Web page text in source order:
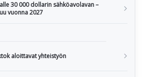
30 000 dollarin sähköavolavan –
vuonna 2027
aloittavat yhteistyön